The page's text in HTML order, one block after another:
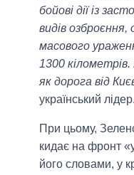
бойові дії із
видів
масового
1300
як дорога від
український лідер.
При цьому,
кидає на фронт
його словами, у